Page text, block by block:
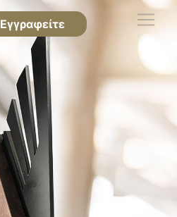
Εγγραφείτε